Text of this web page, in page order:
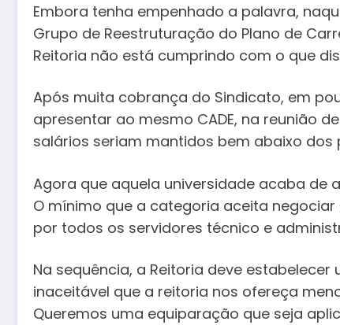
Embora tenha empenhado a palavra,
Grupo de Reestruturação do Plano de
Reitoria não está cumprindo com o que
Após muita cobrança do Sindicato, em
apresentar ao mesmo CADE, na reunião
salários seriam mantidos bem abaixo dos
Agora que aquela universidade acaba de
O mínimo que a categoria aceita
por todos os servidores técnico e
Na sequência, a Reitoria deve
inaceitável que a reitoria nos ofereça
Queremos uma equiparação que seja